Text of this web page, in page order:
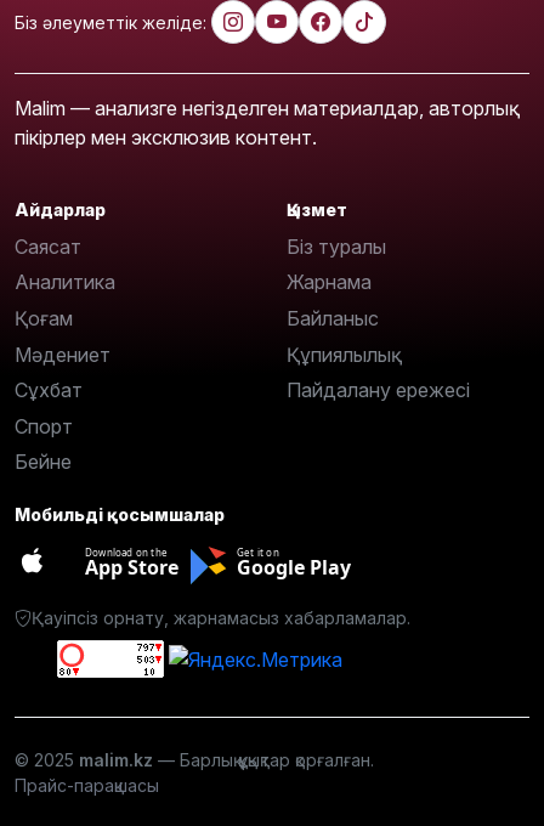
Біз әлеуметтік желіде:
Malim — анализге негізделген материалдар, авторлық
пікірлер мен эксклюзив контент.
Айдарлар
Саясат
Аналитика
Қоғам
Мәдениет
Сұхбат
Спорт
Бейне
Қызмет
Біз туралы
Жарнама
Байланыс
Құпиялылық
Пайдалану ережесі
Мобильді қосымшалар
Download on the
App Store
Get it on
Google Play
Қауіпсіз орнату, жарнамасыз хабарламалар.
© 2025 malim.kz — Барлық құқықтар қорғалған.
Прайс-парақшасы